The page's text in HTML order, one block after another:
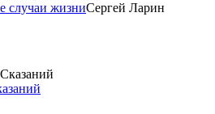
случаи жизниСергей Ларин